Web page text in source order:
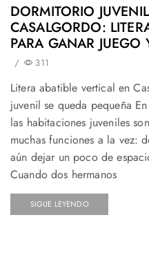
DORMITORIO
CASALGORDO:
PARA GANAR JUEGO
/ 311
Litera abatible vertical en
juvenil se queda pequeña
las habitaciones juveniles
muchas funciones a la vez:
aún dejar un poco de
Cuando dos hermanos
SIGUE LEYENDO